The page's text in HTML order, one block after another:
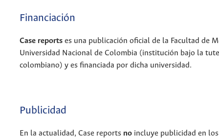
Financiación
Case reports es una publicación oficial de la Facultad de
Universidad Nacional de Colombia (institución bajo la
colombiano) y es financiada por dicha universidad.
Publicidad
En la actualidad, Case reports no incluye publicidad en